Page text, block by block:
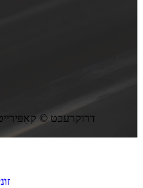
דרוקרעכט © קאַפּירייט